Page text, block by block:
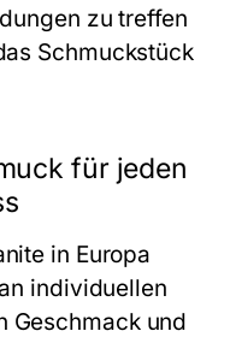
zu treffen
Schmuckstück
für jeden
in Europa
individuellen
Geschmack und